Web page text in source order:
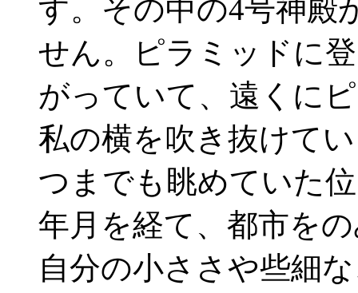
す。その中の4号神殿
せん。ピラミッドに
がっていて、遠くに
私の横を吹き抜けて
つまでも眺めていた
年月を経て、都市を
自分の小ささや些細